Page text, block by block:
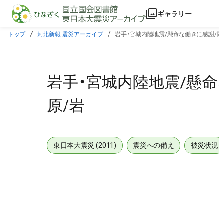
本文に飛ぶ
ギャラリー
トップ 河北新報 震災アーカイブ 岩手・宮城内陸地震/懸命な働きに感
岩手・宮城内陸地震/懸
原/岩
東日本大震災 (2011) 震災への備え 被災状況